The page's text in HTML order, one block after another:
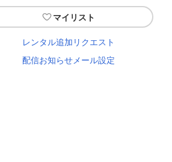
マイリスト
レンタル追加リクエスト
配信お知らせメール設定